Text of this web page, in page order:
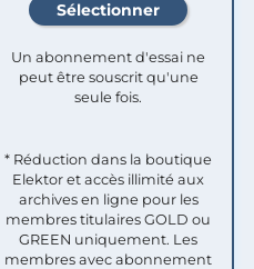
Un abonnement d'essai ne
peut être souscrit qu'une
seule fois.​
* Réduction dans la boutique
Elektor et accès illimité aux
archives en ligne pour les
membres titulaires GOLD ou
GREEN uniquement. Les
membres avec abonnement